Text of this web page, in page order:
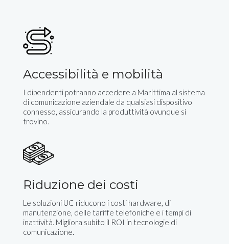
Accessibilità e mobilità
I dipendenti potranno accedere a Marittima al sistema
di comunicazione aziendale da qualsiasi dispositivo
connesso, assicurando la produttività ovunque si
trovino.
Riduzione dei costi
Le soluzioni UC riducono i costi hardware, di
manutenzione, delle tariffe telefoniche e i tempi di
inattività. Migliora subito il ROI in tecnologie di
comunicazione.